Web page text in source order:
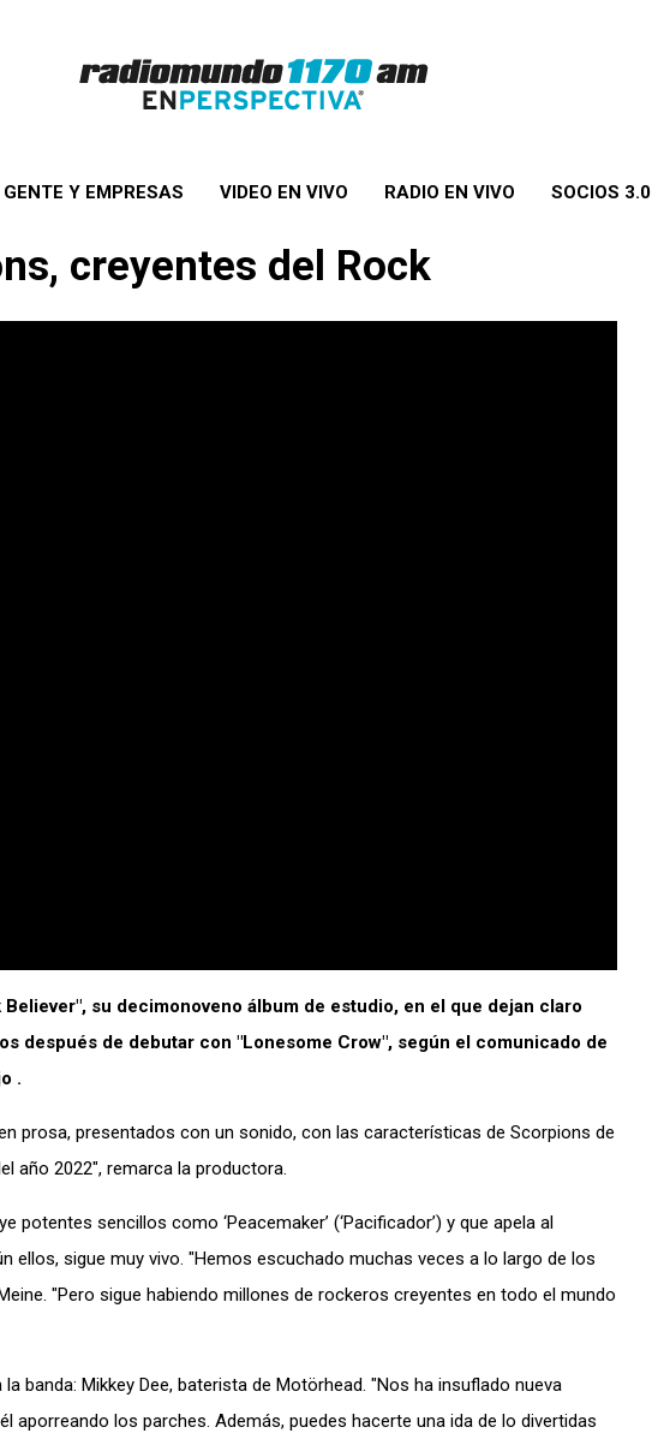
GENTE Y EMPRESAS VIDEO EN VIVO RADIO EN VIVO SOCIOS 3.0
creyentes del Rock
su decimonoveno álbum de estudio, en el que dejan claro
después de debutar con "Lonesome Crow", según el comunicado de
.
prosa, presentados con un sonido, con las características de Scorpions de
año 2022″, remarca la productora.
sencillos como ‘Peacemaker’ (‘Pacificador’) y que apela al
ellos, sigue muy vivo. "Hemos escuchado muchas veces a lo largo de los
"Pero sigue habiendo millones de rockeros creyentes en todo el mundo
banda: Mikkey Dee, baterista de Motörhead. "Nos ha insuflado nueva
los parches. Además, puedes hacerte una ida de lo divertidas